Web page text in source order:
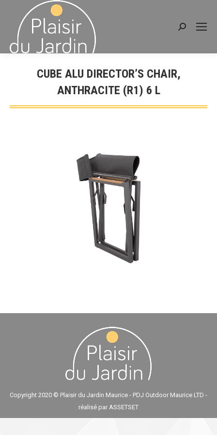
Recherche
CUBE ALU DIRECTOR’S CHAIR,
ANTHRACITE (R1) 6 L
Vous êtes ici :
Copyright 2020 © Plaisir du Jardin Maurice - PDJ Outdoor Maurice LTD -
réalisé par ASSETSET